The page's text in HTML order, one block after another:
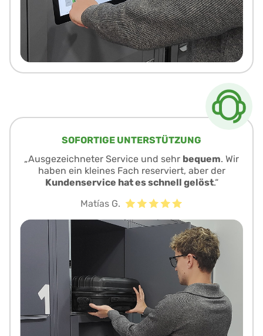
SOFORTIGE UNTERSTÜTZUNG
„Ausgezeichneter Service und sehr bequem. Wir
haben ein kleines Fach reserviert, aber der
Kundenservice hat es schnell gelöst.“
Matías G.